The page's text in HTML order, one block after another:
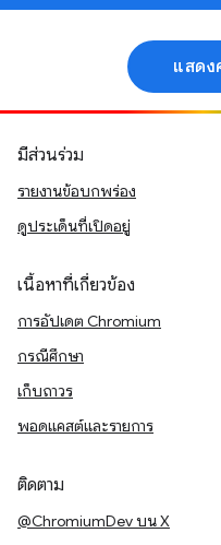
แสดง
มีส่วนร่วม
รายงานข้อบกพร่อง
ดูประเด็นที่เปิดอยู่
เนื้อหาที่เกี่ยวข้อง
การอัปเดต Chromium
กรณีศึกษา
เก็บถาวร
พอดแคสต์และรายการ
ติดตาม
@ChromiumDev บน X